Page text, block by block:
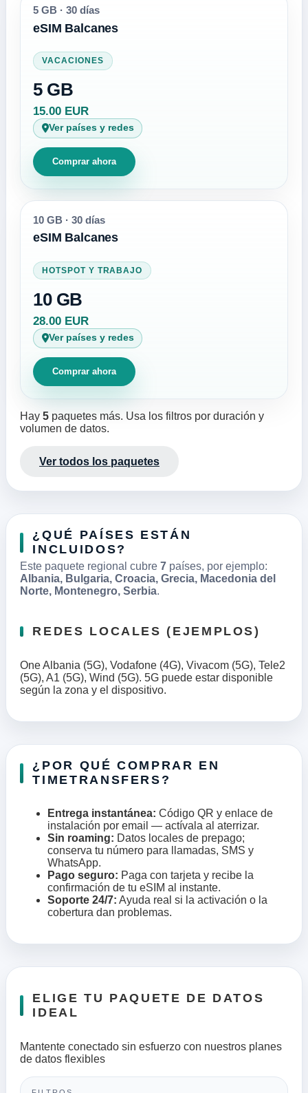
5 GB · 30 días
eSIM Balcanes
VACACIONES
5 GB
15.00 EUR
Ver países y redes
Comprar ahora
10 GB · 30 días
eSIM Balcanes
HOTSPOT Y TRABAJO
10 GB
28.00 EUR
Ver países y redes
Comprar ahora
Hay 5 paquetes más. Usa los filtros por duración y
volumen de datos.
Ver todos los paquetes
¿QUÉ PAÍSES ESTÁN
INCLUIDOS?
Este paquete regional cubre 7 países, por ejemplo:
Albania, Bulgaria, Croacia, Grecia, Macedonia del
Norte, Montenegro, Serbia.
REDES LOCALES (EJEMPLOS)
One Albania (5G), Vodafone (4G), Vivacom (5G), Tele2
(5G), A1 (5G), Wind (5G). 5G puede estar disponible
según la zona y el dispositivo.
¿POR QUÉ COMPRAR EN
TIMETRANSFERS?
Entrega instantánea: Código QR y enlace de
instalación por email — actívala al aterrizar.
Sin roaming: Datos locales de prepago;
conserva tu número para llamadas, SMS y
WhatsApp.
Pago seguro: Paga con tarjeta y recibe la
confirmación de tu eSIM al instante.
Soporte 24/7: Ayuda real si la activación o la
cobertura dan problemas.
ELIGE TU PAQUETE DE DATOS
IDEAL
Mantente conectado sin esfuerzo con nuestros planes
de datos flexibles